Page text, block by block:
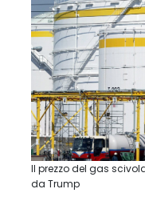
Il prezzo del gas
da Trump